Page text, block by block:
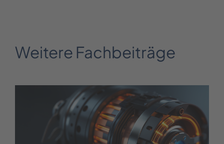
Weitere Fachbeiträge